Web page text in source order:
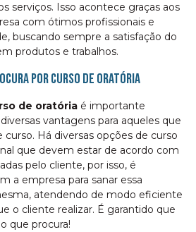
serviços. Isso acontece graças aos
com ótimos profissionais e
buscando sempre a satisfação do
produtos e trabalhos.
por curso de oratória
de oratória é importante
vantagens para aqueles que
Há diversas opções de curso
que devem estar de acordo com
pelo cliente, por isso, é
a empresa para sanar essa
atendendo de modo eficiente
o cliente realizar. É garantido que
que procura!